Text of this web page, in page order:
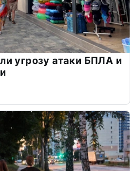
угрозу атаки БПЛА и